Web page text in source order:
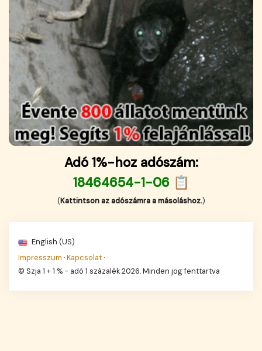
Adó 1%-hoz adószám:
18464654-1-06 📋
(Kattintson az adószámra a másoláshoz.)
English (US)
Impresszum ·Kapcsolat ·
© Szja 1 + 1 % - adó 1 százalék 2026. Minden jog fenttartva